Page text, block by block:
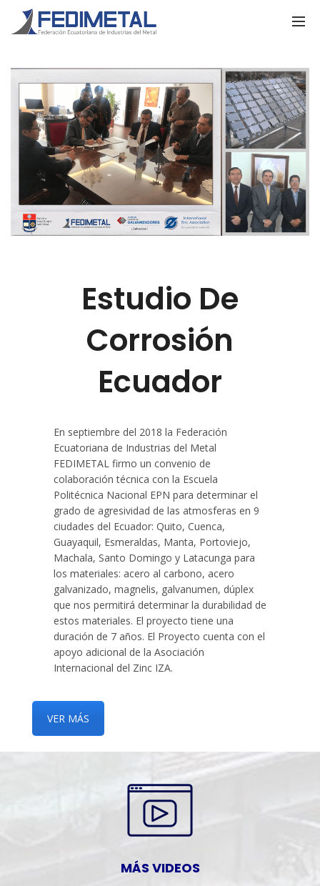
Estudio De
Corrosión
Ecuador
En septiembre del 2018 la Federación
Ecuatoriana de Industrias del Metal
FEDIMETAL firmo un convenio de
colaboración técnica con la Escuela
Politécnica Nacional EPN para determinar el
grado de agresividad de las atmosferas en 9
ciudades del Ecuador: Quito, Cuenca,
Guayaquil, Esmeraldas, Manta, Portoviejo,
Machala, Santo Domingo y Latacunga para
los materiales: acero al carbono, acero
galvanizado, magnelis, galvanumen, dúplex
que nos permitirá determinar la durabilidad de
estos materiales. El proyecto tiene una
duración de 7 años. El Proyecto cuenta con el
apoyo adicional de la Asociación
Internacional del Zinc IZA.
VER MÁS
MÁS VIDEOS